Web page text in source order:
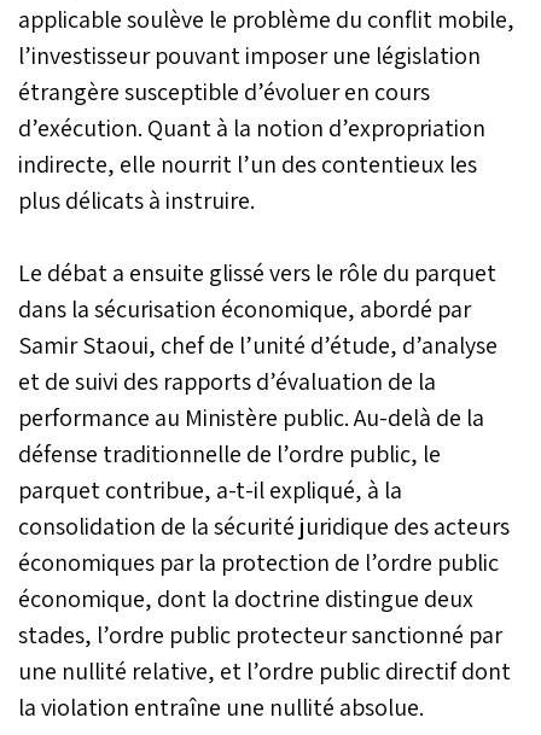
applicable soulève le problème du conflit mobile,
l’investisseur pouvant imposer une législation
étrangère susceptible d’évoluer en cours
d’exécution. Quant à la notion d’expropriation
indirecte, elle nourrit l’un des contentieux les
plus délicats à instruire.
Le débat a ensuite glissé vers le rôle du parquet
dans la sécurisation économique, abordé par
Samir Staoui, chef de l’unité d’étude, d’analyse
et de suivi des rapports d’évaluation de la
performance au Ministère public. Au-delà de la
défense traditionnelle de l’ordre public, le
parquet contribue, a-t-il expliqué, à la
consolidation de la sécurité juridique des acteurs
économiques par la protection de l’ordre public
économique, dont la doctrine distingue deux
stades, l’ordre public protecteur sanctionné par
une nullité relative, et l’ordre public directif dont
la violation entraîne une nullité absolue.